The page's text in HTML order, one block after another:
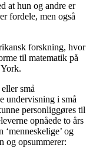
at hun og andre er
fordele, men også
forskning, hvor
til matematik på
små
undervisning i små
personliggøres til
opnåede to års
og
og opsummerer: